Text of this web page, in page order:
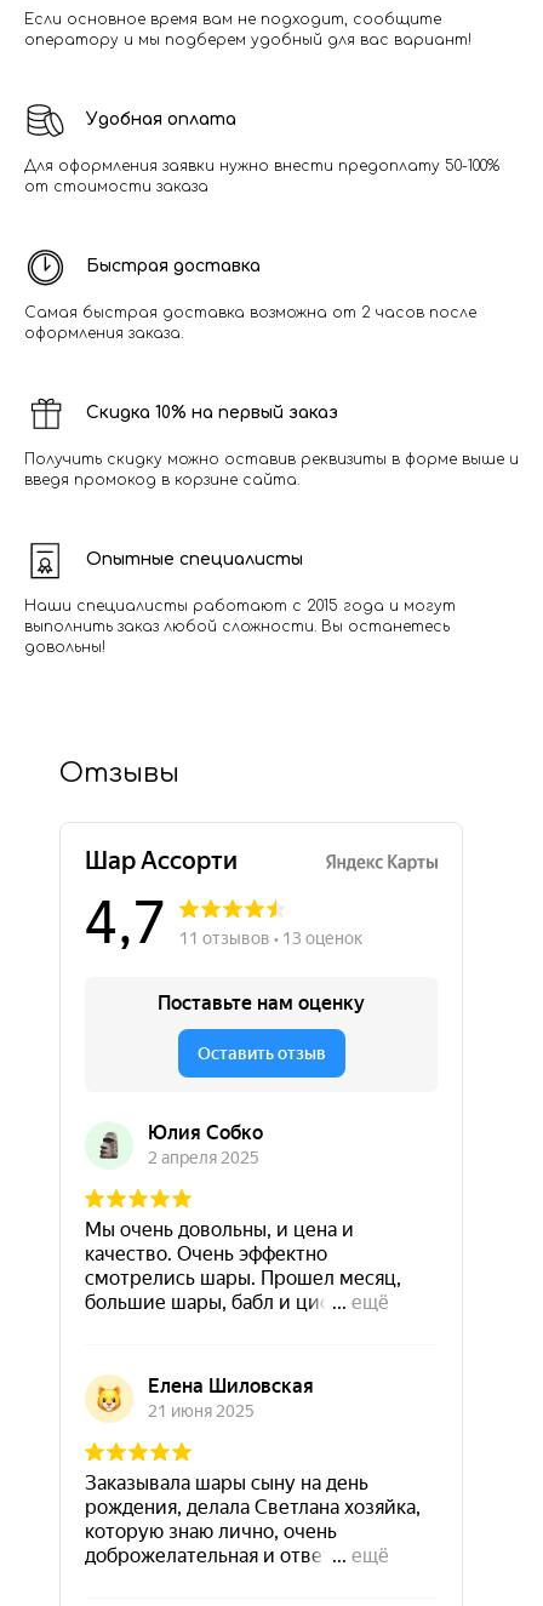
Если основное время вам не подходит, сообщите
оператору и мы подберем удобный для вас вариант!
Удобная оплата
Для оформления заявки нужно внести предоплату 50-100%
от стоимости заказа
Быстрая доставка
Самая быстрая доставка возможна от 2 часов после
оформления заказа.
Скидка 10% на первый заказ
Получить скидку можно оставив реквизиты в форме выше и
введя промокод в корзине сайта.
Опытные специалисты
Наши специалисты работают с 2015 года и могут
выполнить заказ любой сложности. Вы останетесь
довольны!
Отзывы